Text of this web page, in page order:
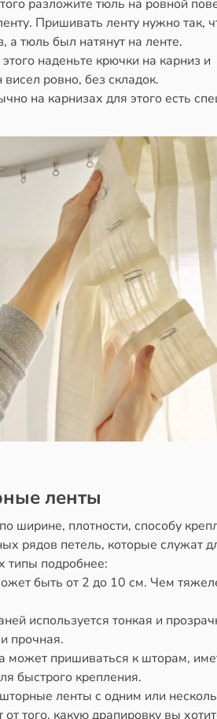
разложите тюль на ровной
Пришивать ленту нужно так,
тюль был натянут на ленте.
наденьте крючки на карниз и
ровно, без складок.
на карнизах для этого есть
ленты
ширине, плотности, способу
рядов петель, которые служат
типы подробнее:
быть от 2 до 10 см. Чем
используется тонкая и
прочная.
может пришиваться к шторам,
быстрого крепления.
ленты с одним или
того, какую драпировку вы